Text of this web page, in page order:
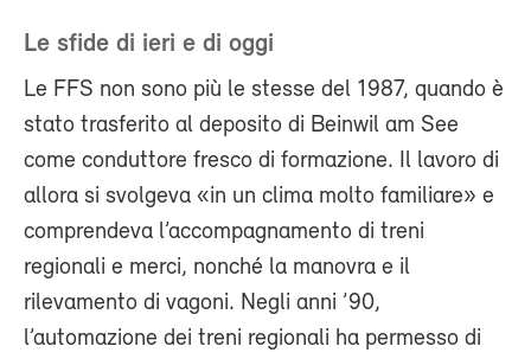
Le sfide di ieri e di oggi
Le FFS non sono più le stesse del 1987, quando è
stato trasferito al deposito di Beinwil am See
come conduttore fresco di formazione. Il lavoro di
allora si svolgeva «in un clima molto familiare» e
comprendeva l’accompagnamento di treni
regionali e merci, nonché la manovra e il
rilevamento di vagoni. Negli anni ’90,
l’automazione dei treni regionali ha permesso di